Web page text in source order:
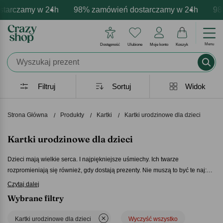
w 24h 98% zamówień dostarczamy w 24h 98%
produktów Profesjonalna i darmowa
- zawsze udane prezenty Prezentujemy
Dostępność Ulubione Moje konto Koszyk Menu
Strona Główna Produkty Kartki Kartki urodzinowe dla dzieci
Kartki urodzinowe dla dzieci
Dzieci mają wielkie serca. I najpiękniejsze uśmiechy. Ich twarze
rozpromieniają się również, gdy dostają prezenty. Nie muszą to być te naj:
największe i najpiękniejsze
postać, to właśnie zapewniłeś sobie przytulanie.
Czytaj dalej
Filtruj Widok
Sortuj
Wybrane filtry
Kartki urodzinowe dla dzieci Wyczyść wszystko